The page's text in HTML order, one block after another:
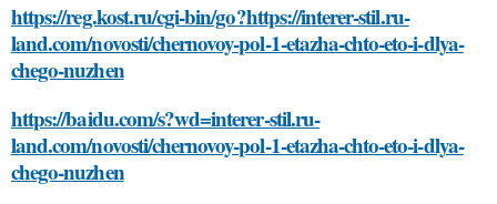
https://reg.kost.ru/cgi-bin/go?https://interer-stil.ru-
land.com/novosti/chernovoy-pol-1-etazha-chto-eto-i-dlya-
chego-nuzhen
https://baidu.com/s?wd=interer-stil.ru-
land.com/novosti/chernovoy-pol-1-etazha-chto-eto-i-dlya-
chego-nuzhen